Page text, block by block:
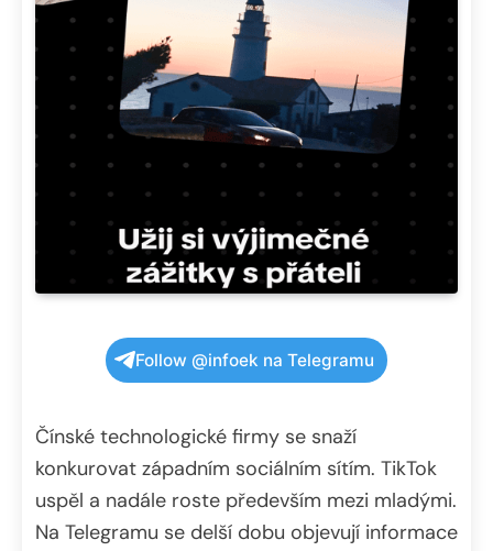
Follow @infoek na Telegramu
Čínské technologické firmy se snaží
konkurovat západním sociálním sítím. TikTok
uspěl a nadále roste především mezi mladými.
Na Telegramu se delší dobu objevují informace